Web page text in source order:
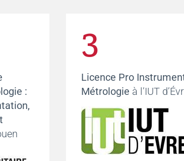
:
3
Licence Pro
Métrologie à l’IUT